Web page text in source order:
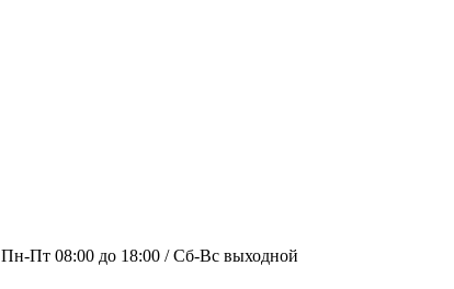
Пн-Пт 08:00 до 18:00 / Сб-Вс выходной